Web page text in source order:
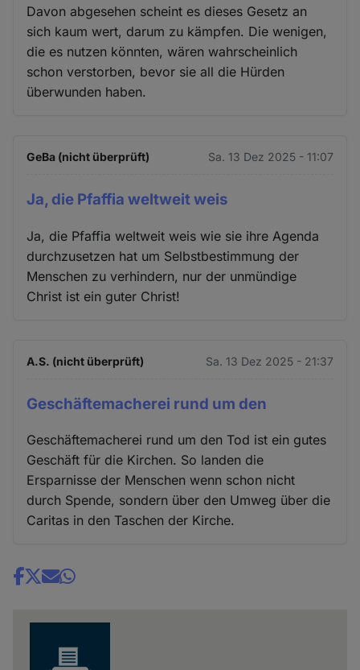
Davon abgesehen scheint es dieses Gesetz an
sich kaum wert, darum zu kämpfen. Die wenigen,
die es nutzen könnten, wären wahrscheinlich
schon verstorben, bevor sie all die Hürden
überwunden haben.
GeBa (nicht überprüft) Sa. 13 Dez 2025 - 11:07
Ja, die Pfaffia weltweit weis
Ja, die Pfaffia weltweit weis wie sie ihre Agenda
durchzusetzen hat um Selbstbestimmung der
Menschen zu verhindern, nur der unmündige
Christ ist ein guter Christ!
A.S. (nicht überprüft) Sa. 13 Dez 2025 - 21:37
Geschäftemacherei rund um den
Geschäftemacherei rund um den Tod ist ein gutes
Geschäft für die Kirchen. So landen die
Ersparnisse der Menschen wenn schon nicht
durch Spende, sondern über den Umweg über die
Caritas in den Taschen der Kirche.
Share